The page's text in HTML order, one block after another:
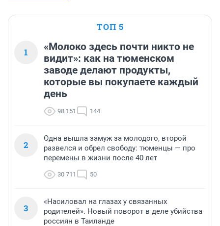
ТОП 5
1
«Молоко здесь почти никто не
видит»: как на тюменском
заводе делают продукты,
которые вы покупаете каждый
день
98 151 144
2
Одна вышла замуж за молодого, второй
развелся и обрел свободу: тюменцы — про
перемены в жизни после 40 лет
30 711 50
3
«Насиловал на глазах у связанных
родителей». Новый поворот в деле убийства
россиян в Таиланде